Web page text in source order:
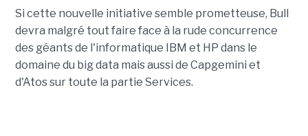
Si cette nouvelle initiative semble prometteuse, Bull
devra malgré tout faire face à la rude concurrence
des géants de l'informatique IBM et HP dans le
domaine du big data mais aussi de Capgemini et
d'Atos sur toute la partie Services.